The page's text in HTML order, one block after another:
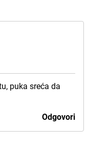
puka sreća da
Odgovori